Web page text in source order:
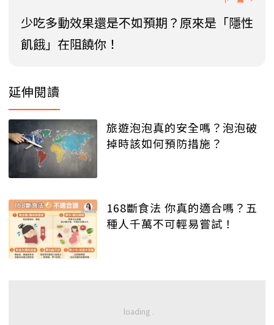
少吃多動效果還是不如預期？原來是「隱性
飢餓」在阻饒你！
延伸閱讀
旅遊泡泡真的安全嗎？泡泡破
掉時該如何預防措施？
168斷食法 你真的適合嗎？五
種人千萬不可輕易嘗試！